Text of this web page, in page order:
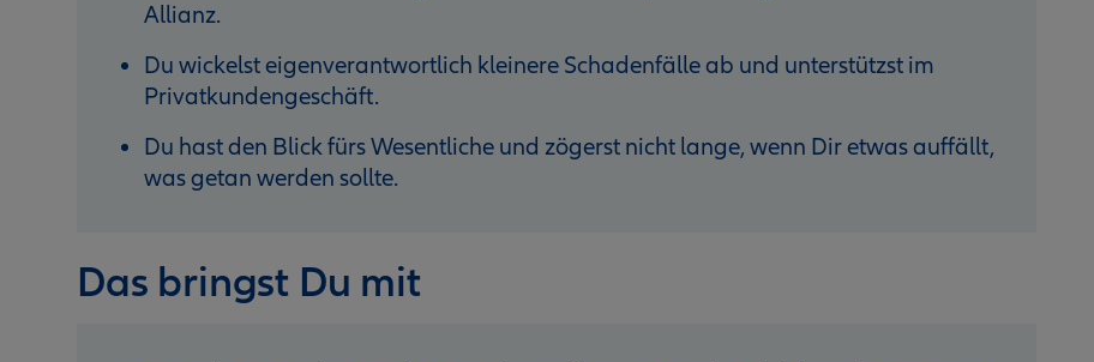
Allianz.
Du wickelst eigenverantwortlich kleinere Schadenfälle ab und unterstützst im
Privatkundengeschäft.
Du hast den Blick fürs Wesentliche und zögerst nicht lange, wenn Dir etwas auffällt,
was getan werden sollte.
Das bringst Du mit